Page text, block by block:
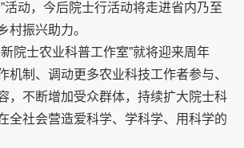
活动，今后院士行活动将走进省内乃至
村振兴助力。
院士农业科普工作室”就将迎来周年
机制、调动更多农业科技工作者参与、
，不断增加受众群体，持续扩大院士科
全社会营造爱科学、学科学、用科学的